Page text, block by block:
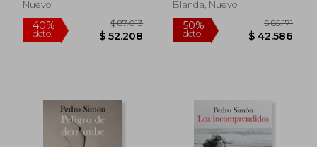
Nuevo
Blanda, Nuevo